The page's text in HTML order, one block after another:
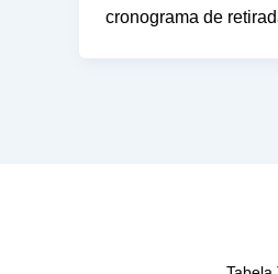
cronograma de